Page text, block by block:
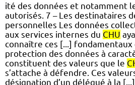
ité des données et notamment
autorisés. 7 – Les destinataires
personnelles Les données
aux services internes du CHU
connaître ces [...]
protection des données à
constituent des valeurs que le
s’attache à défendre. Ces
désignation d’un délégué à la